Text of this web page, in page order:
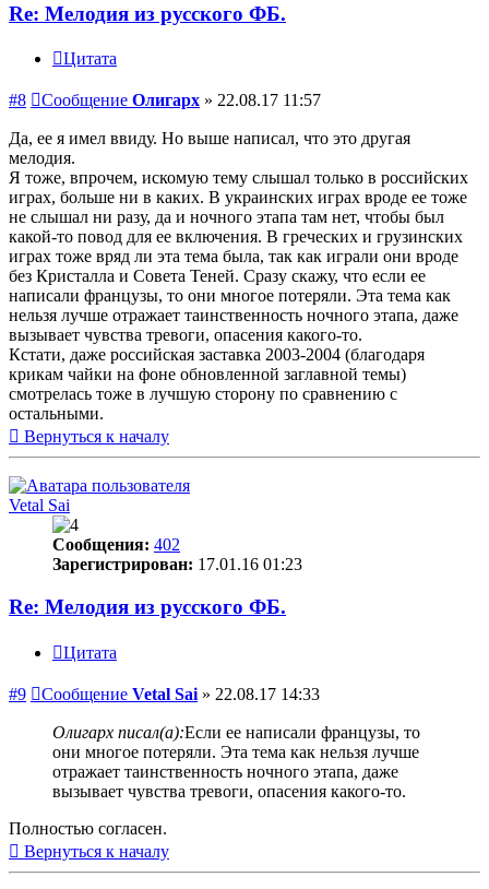
Re: Мелодия из русского ФБ.
Цитата
#8 Сообщение Олигарх » 22.08.17 11:57
Да, ее я имел ввиду. Но выше написал, что это другая
мелодия.
Я тоже, впрочем, искомую тему слышал только в российских
играх, больше ни в каких. В украинских играх вроде ее тоже
не слышал ни разу, да и ночного этапа там нет, чтобы был
какой-то повод для ее включения. В греческих и грузинских
играх тоже вряд ли эта тема была, так как играли они вроде
без Кристалла и Совета Теней. Сразу скажу, что если ее
написали французы, то они многое потеряли. Эта тема как
нельзя лучше отражает таинственность ночного этапа, даже
вызывает чувства тревоги, опасения какого-то.
Кстати, даже российская заставка 2003-2004 (благодаря
крикам чайки на фоне обновленной заглавной темы)
смотрелась тоже в лучшую сторону по сравнению с
остальными.
Вернуться к началу
Vetal Sai
Сообщения: 402
Зарегистрирован: 17.01.16 01:23
Re: Мелодия из русского ФБ.
Цитата
#9 Сообщение Vetal Sai » 22.08.17 14:33
Олигарх писал(а):Если ее написали французы, то
они многое потеряли. Эта тема как нельзя лучше
отражает таинственность ночного этапа, даже
вызывает чувства тревоги, опасения какого-то.
Полностью согласен.
Вернуться к началу